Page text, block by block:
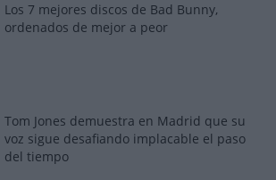
Los 7 mejores discos de Bad Bunny,
ordenados de mejor a peor
Tom Jones demuestra en Madrid que su
voz sigue desafiando implacable el paso
del tiempo